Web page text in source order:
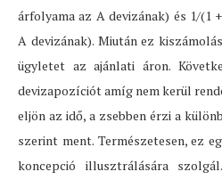
árfolyama az A devizának) és 1/(1
A devizának). Miután ez
ügyletet az ajánlati áron.
devizapozíciót amíg nem kerül
eljön az idő, a zsebben érzi a
szerint ment. Természetesen, ez
koncepció illusztrálására